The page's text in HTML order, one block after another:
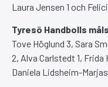
Laura Jensen 1 och
Tyresö Handbolls
Tove Höglund 3, Sara
2, Alva Carlstedt 1, Frida
Daniela Lidsheim-